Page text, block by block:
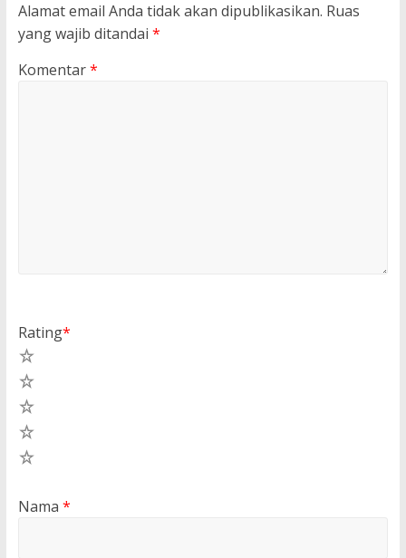
Alamat email Anda tidak akan dipublikasikan. Ruas
yang wajib ditandai *
Komentar*
Rating*
Nama *